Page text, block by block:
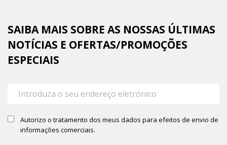
SAIBA MAIS SOBRE AS NOSSAS ÚLTIMAS
NOTÍCIAS E OFERTAS/PROMOÇÕES
ESPECIAIS
Autorizo o tratamento dos meus dados para efeitos de envio de
informações comerciais.